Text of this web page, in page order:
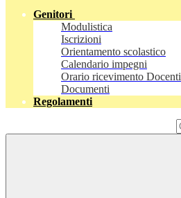
Genitori
Modulistica
Iscrizioni
Orientamento scolastico
Calendario impegni
Orario ricevimento Docenti
Documenti
Regolamenti